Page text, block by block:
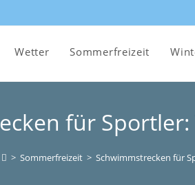
Wetter Sommerfreizeit
für
> Sommerfreizeit > Schwimmstrecken für